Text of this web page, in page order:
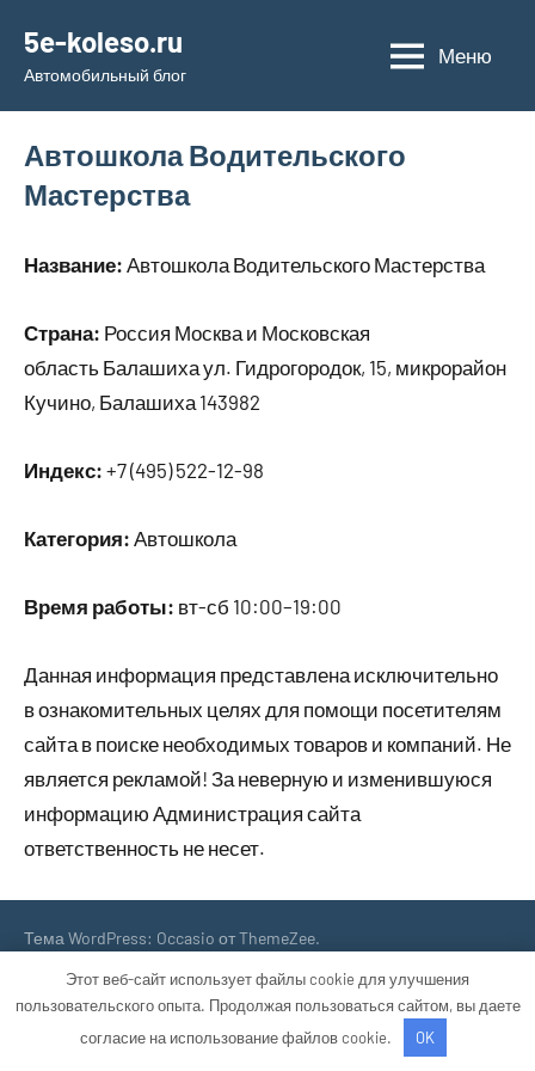
содержимому
5e-koleso.ru
Автомобильный блог
Меню
Автошкола Водительского
Мастерства
Название: Автошкола Водительского Мастерства
Страна: Россия Москва и Московская
область Балашиха ул. Гидрогородок, 15, микрорайон
Кучино, Балашиха 143982
Индекс: +7 (495) 522-12-98
Категория: Автошкола
Время работы: вт-сб 10:00–19:00
Данная информация представлена исключительно
в ознакомительных целях для помощи посетителям
сайта в поиске необходимых товаров и компаний. Не
является рекламой! За неверную и изменившуюся
информацию Администрация сайта
ответственность не несет.
Тема WordPress: Occasio от ThemeZee.
Этот веб-сайт использует файлы cookie для улучшения
пользовательского опыта. Продолжая пользоваться сайтом, вы даете
согласие на использование файлов cookie.
OK